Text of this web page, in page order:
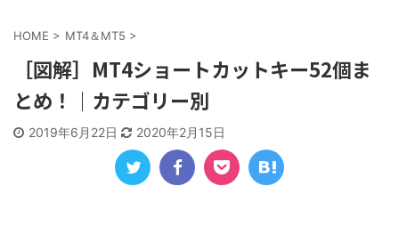
ン サ
ケー
を表
ど
ス MFIヒストグラム MFIトレンドライ
ックス MFIダイバージェンス MA＆MFI
シグナル 上位足MFI MFIボリンジャー
MFI 平滑化MFI １．マネーフローイン
デックス このインジケーターは、MFI
が買 ...
トレ
HOME > MT4＆MT5 >
［図解］MT4ショートカットキー52個ま
とめ！｜カテゴリー別
2019年6月22日 2020年2月15日